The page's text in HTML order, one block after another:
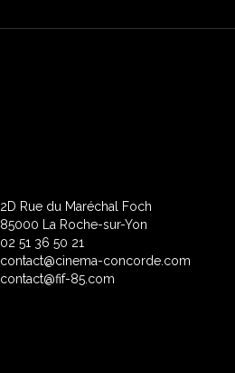
2D Rue du Maréchal Foch
85000 La Roche-sur-Yon
02 51 36 50 21
contact@cinema-concorde.com
contact@fif-85.com